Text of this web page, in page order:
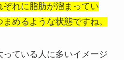
れに脂肪が溜まってい
めるような状態ですね。
っている人に多いイメージ